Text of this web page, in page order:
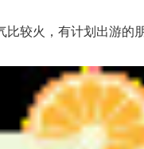
比较火，有计划出游的